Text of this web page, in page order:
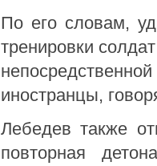
По его словам,
тренировки
иностранцы,
Лебедев также
повторная